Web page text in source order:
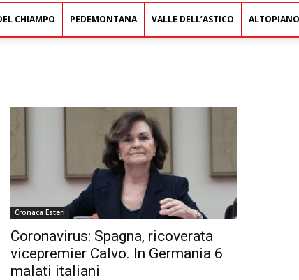
CHIAMPO PEDEMONTANA VALLE DELL’ASTICO ALTOPIANO
Cronaca Esteri
Coronavirus: Spagna, ricoverata
vicepremier Calvo. In Germania 6
malati italiani